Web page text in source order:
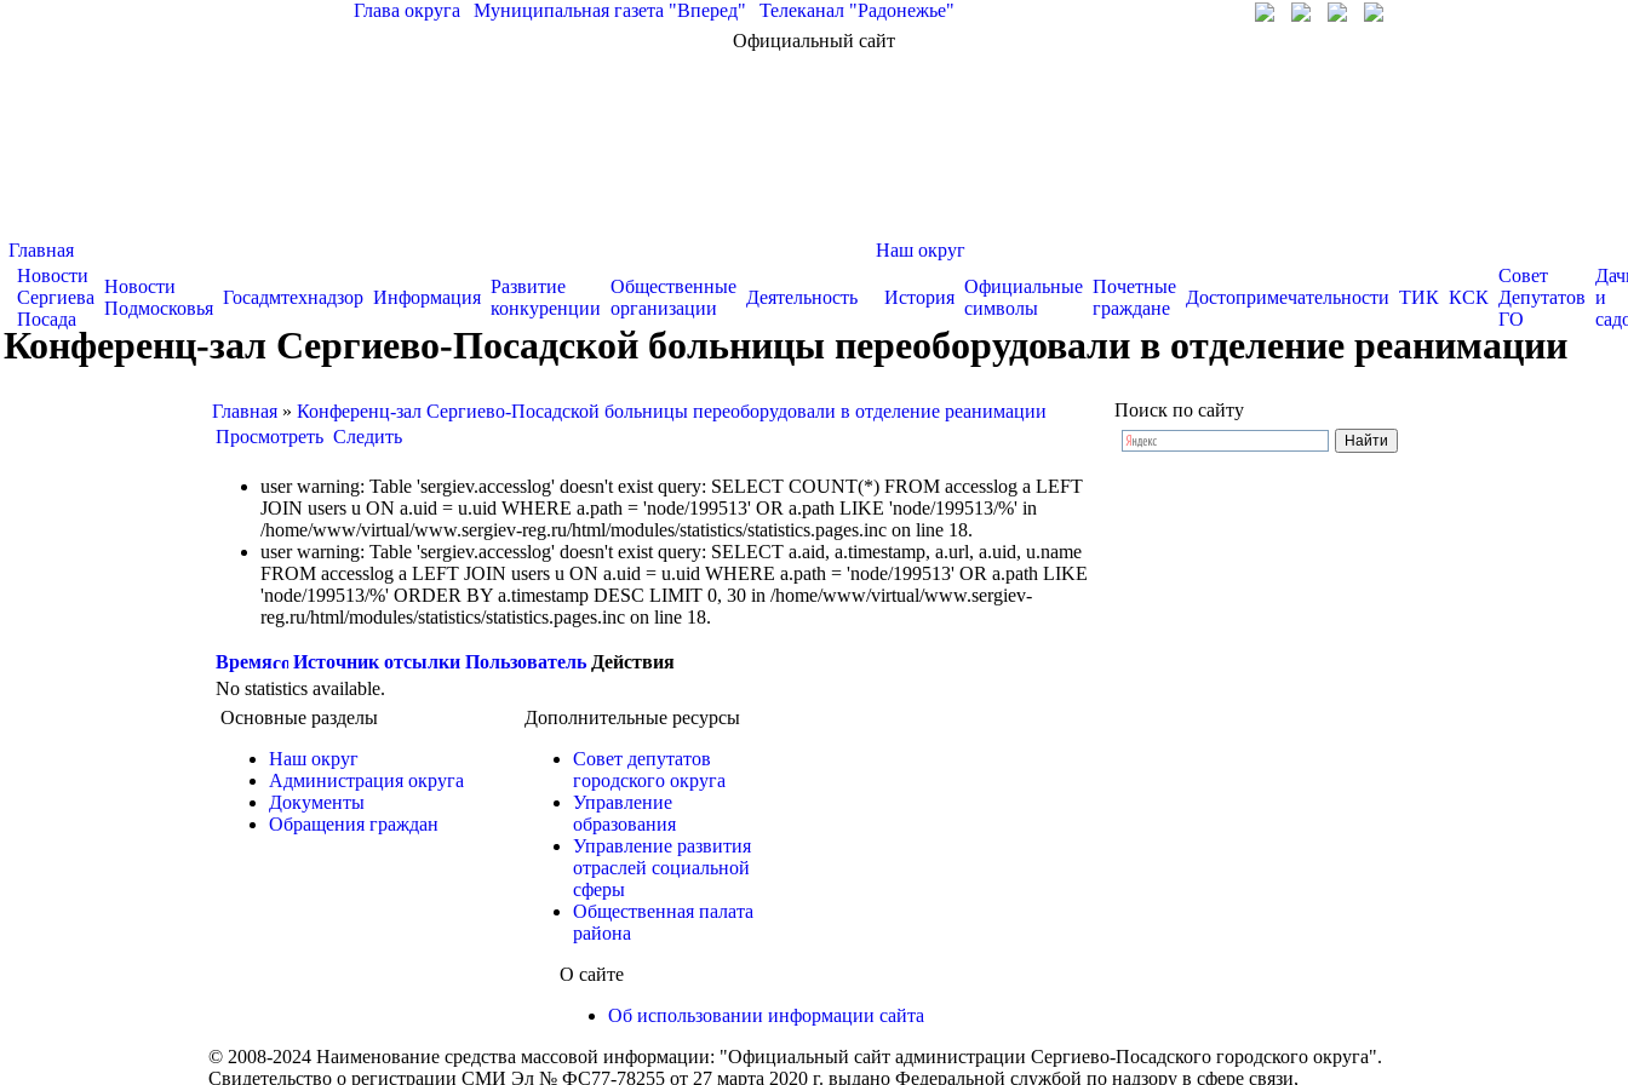
Глава округа Муниципальная газета "Вперед"
Телеканал "Радонежье"
Официальный сайт
Главная
Новости
Сергиева
Посада
Новости
Подмосковья
Госадмтехнадзор Информация
Развитие
конкуренции
Общественные
организации
Деятельность
Наш округ
История
Официальные
символы
Почетные
граждане
Достопримечательности ТИК КСК
Совет
Депутатов
ГО
и
Конференц-зал Сергиево-Посадской больницы переоборудовали в отделение реанимации
Главная » Конференц-зал Сергиево-Посадской больницы переоборудовали в отделение реанимации
Просмотреть Следить
user warning: Table 'sergiev.accesslog' doesn't exist query: SELECT COUNT(*) FROM accesslog a LEFT
JOIN users u ON a.uid = u.uid WHERE a.path = 'node/199513' OR a.path LIKE 'node/199513/%' in
/home/www/virtual/www.sergiev-reg.ru/html/modules/statistics/statistics.pages.inc on line 18.
user warning: Table 'sergiev.accesslog' doesn't exist query: SELECT a.aid, a.timestamp, a.url, a.uid, u.name
FROM accesslog a LEFT JOIN users u ON a.uid = u.uid WHERE a.path = 'node/199513' OR a.path LIKE
'node/199513/%' ORDER BY a.timestamp DESC LIMIT 0, 30 in /home/www/virtual/www.sergiev-
reg.ru/html/modules/statistics/statistics.pages.inc on line 18.
Время Источник отсылки Пользователь Действия
No statistics available.
Поиск по сайту
Основные разделы
Наш округ
Администрация округа
Документы
Обращения граждан
Дополнительные ресурсы
Совет депутатов
городского округа
Управление
образования
Управление развития
отраслей социальной
сферы
Общественная палата
района
О сайте
Об использовании информации сайта
© 2008-2024 Наименование средства массовой информации: "Официальный сайт администрации Сергиево-Посадского городского округа".
Свидетельство о регистрации СМИ Эл № ФС77-78255 от 27 марта 2020 г. выдано Федеральной службой по надзору в сфере связи,